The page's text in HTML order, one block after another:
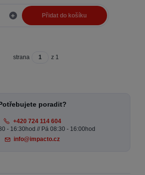
Přidat do košíku
strana z 1
poradit?
+420 724 114 604
- 16:30hod // Pá 08:30 - 16:00hod
info@impacto.cz